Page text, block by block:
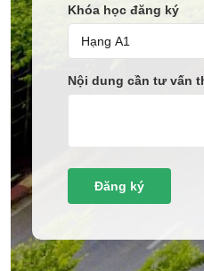
Khóa học đăng ký
Nội dung cần tư vấn